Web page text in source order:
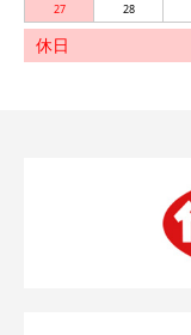
27
28
休日